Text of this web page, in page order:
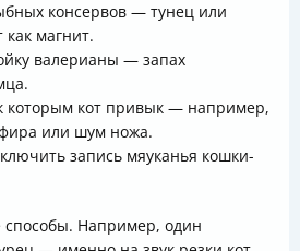
консервов — тунец или
как магнит.
валерианы — запах
которым кот привык — например,
или шум ножа.
запись мяуканья кошки-
способы. Например, один